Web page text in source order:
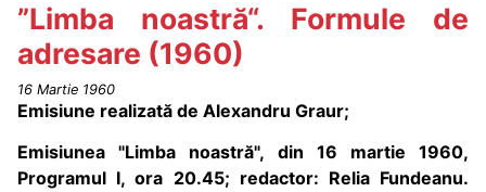
”Limba noastră“. Formule de
adresare (1960)
16 Martie 1960
Emisiune realizată de Alexandru Graur;
Emisiunea "Limba noastră", din 16 martie 1960,
Programul I, ora 20.45; redactor: Relia Fundeanu.